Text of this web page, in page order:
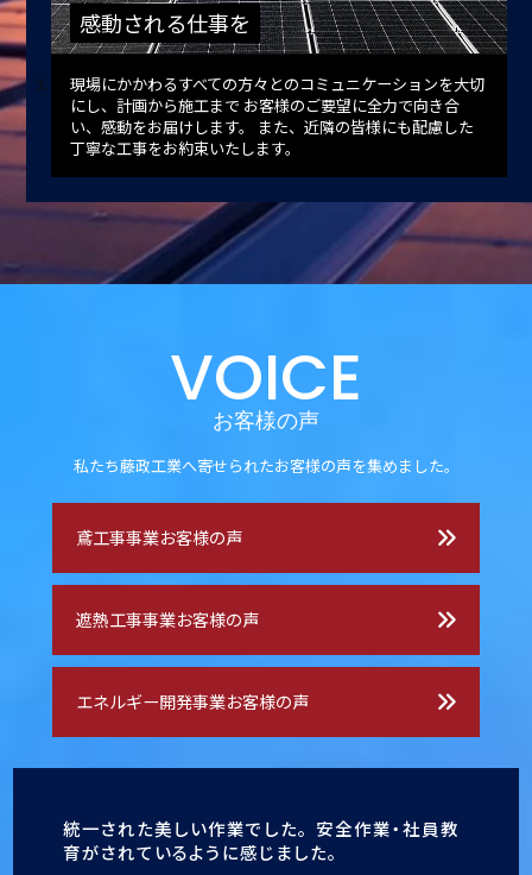
感動される仕事を
現場にかかわるすべての方々とのコミュニケーションを大切
にし、計画から施工まで お客様のご要望に全力で向き合
い、感動をお届けします。
また、近隣の皆様にも配慮した
丁寧な工事をお約束いたします。
VOICE
お客様の声
私たち藤政工業へ寄せられたお客様の声を集めました。
鳶工事事業お客様の声
遮熱工事事業お客様の声
エネルギー開発事業お客様の声
統一された美しい作業でした。 安全作業・社員教
育がされているように感じました。